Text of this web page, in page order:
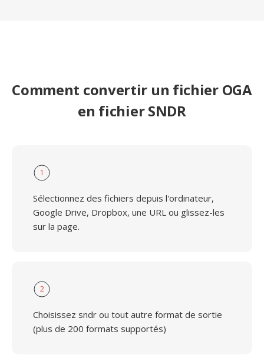
Comment convertir un fichier OGA
en fichier SNDR
1
Sélectionnez des fichiers depuis l'ordinateur,
Google Drive, Dropbox, une URL ou glissez-les
sur la page.
2
Choisissez sndr ou tout autre format de sortie
(plus de 200 formats supportés)